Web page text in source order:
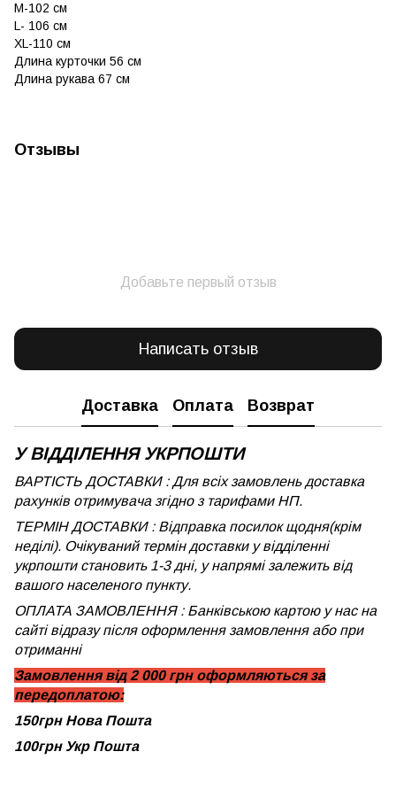
M-102 см
L- 106 см
XL-110 см
Длина курточки 56 см
Длина рукава 67 см
Отзывы
Добавьте первый отзыв
Написать отзыв
Доставка Оплата Возврат
У ВІДДІЛЕННЯ УКРПОШТИ
ВАРТІСТЬ ДОСТАВКИ : Для всіх замовлень доставка
рахунків отримувача згідно з тарифами НП.
ТЕРМІН ДОСТАВКИ : Відправка посилок щодня(крім
неділі). Очікуваний термін доставки у відділенні
укрпошти становить 1-3 дні, у напрямі залежить від
вашого населеного пункту.
ОПЛАТА ЗАМОВЛЕННЯ : Банківською картою у нас на
сайті відразу після оформлення замовлення або при
отриманні
Замовлення від 2 000 грн оформляються за
передоплатою:
150грн Нова Пошта
100грн Укр Пошта